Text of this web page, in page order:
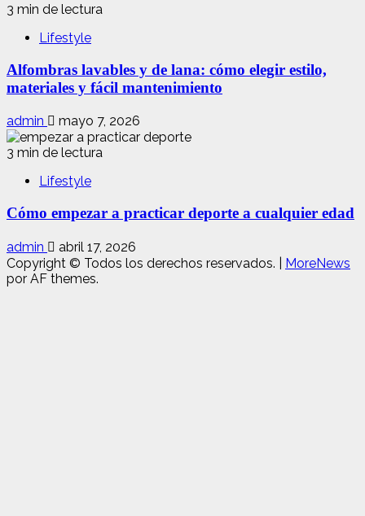
3 min de lectura
Lifestyle
Alfombras lavables y de lana: cómo elegir estilo,
materiales y fácil mantenimiento
admin mayo 7, 2026
3 min de lectura
Lifestyle
Cómo empezar a practicar deporte a cualquier edad
admin
abril 17, 2026
Copyright © Todos los derechos reservados.
MoreNews
por AF themes.